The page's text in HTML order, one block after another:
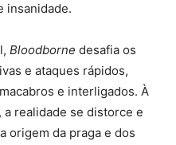
insanidade.
Bloodborne desafia os
e ataques rápidos,
e interligados. À
a realidade se distorce e
origem da praga e dos